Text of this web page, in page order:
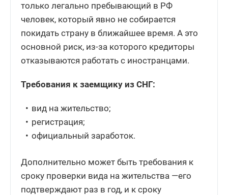
только легально пребывающий в РФ
человек, который явно не собирается
покидать страну в ближайшее время. А это
основной риск, из-за которого кредиторы
отказываются работать с иностранцами.
Требования к заемщику из СНГ:
вид на жительство;
регистрация;
официальный заработок.
Дополнительно может быть требования к
сроку проверки вида на жительства —его
подтверждают раз в год, и к сроку